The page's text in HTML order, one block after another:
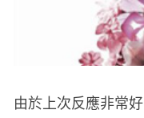
由於上次反應非常